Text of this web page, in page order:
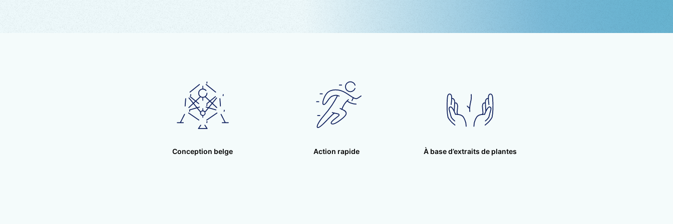
oxydante. Le MSM
réduit l’inflammation en augmentant l’effet du cortisol, une substance anti-
inflammatoire produite naturellement par le corps.
(Ribes nigrum), riche en phytonutriments, contient énormément de vitamine C ainsi que
de la provitamine A et de la vitamine E, ce qui lui confère des propriétés anti-oxydantes.
Il active l’expression de nombreux gènes impliqués dans le mécanisme de l’inflammation avec
Conception belge Action rapide À base d’extraits de plantes